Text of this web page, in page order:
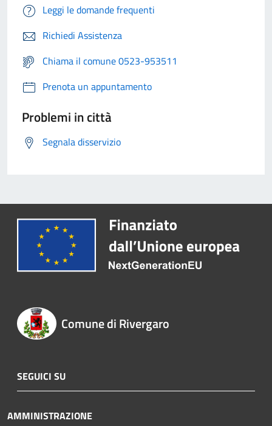
Leggi le domande frequenti
Richiedi Assistenza
Chiama il comune 0523-953511
Prenota un appuntamento
Problemi in città
Segnala disservizio
Comune di Rivergaro
SEGUICI SU
AMMINISTRAZIONE